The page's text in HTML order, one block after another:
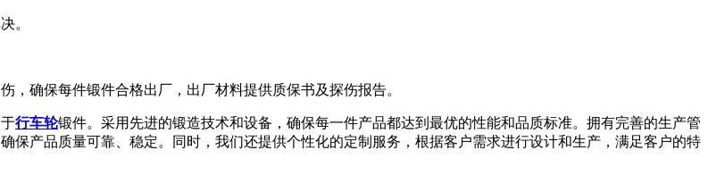
。
，确保每件锻件合格出厂，出厂材料提供质保书及探伤报告。
行车轮锻件。采用先进的锻造技术和设备，确保每一件产品都达到最优的性能和品质标准。拥有完善的生产管
保产品质量可靠、稳定。同时，我们还提供个性化的定制服务，根据客户需求进行设计和生产，满足客户的特